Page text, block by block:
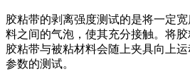
胶粘带的剥离强度测试的是将一定
料之间的气泡，使其充分接触。将
胶粘带与被粘材料会随上夹具向上
参数的测试。